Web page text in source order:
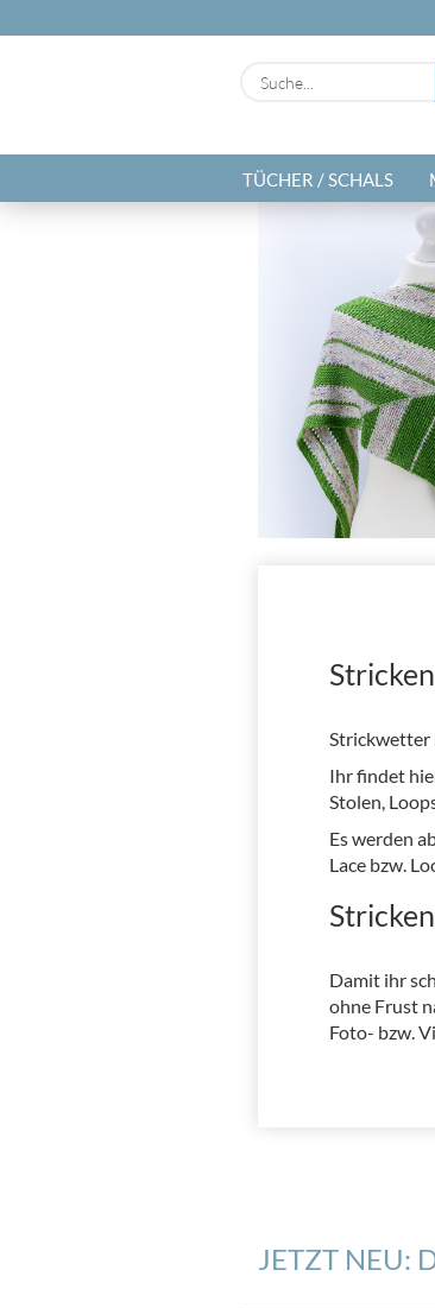
TÜCHER / SCHALS
Strickwetter
Ihr findet
Stolen,
Es werden
Lace bzw.
Damit ihr
ohne Frust
Foto- bzw.
JETZT NEU: